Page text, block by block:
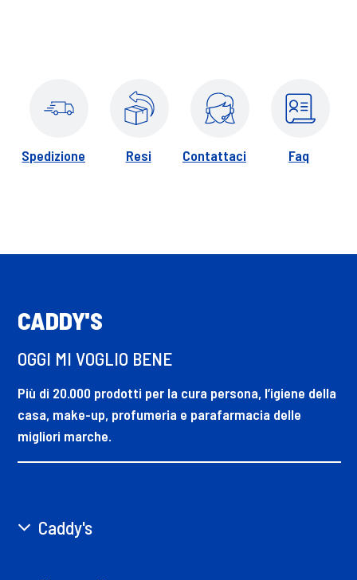
Spedizione Resi Contattaci Faq
CADDY'S
OGGI MI VOGLIO BENE
Più di 20.000 prodotti per la cura persona, l’igiene della
casa, make-up, profumeria e parafarmacia delle
migliori marche.
Caddy's